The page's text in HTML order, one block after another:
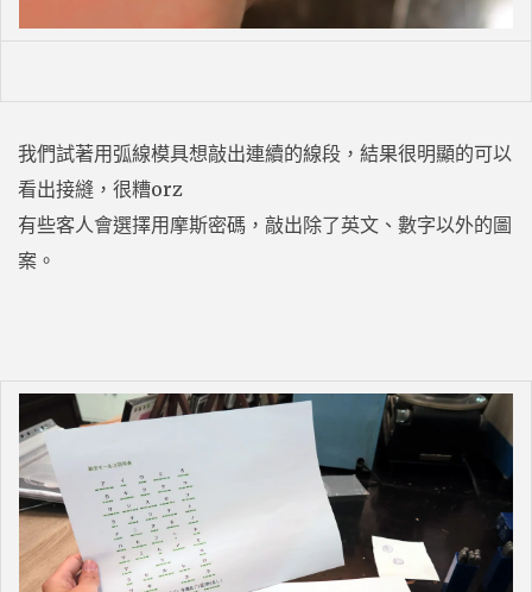
我們試著用弧線模具想敲出連續的線段，結果很明顯的可以
看出接縫，很糟orz
有些客人會選擇用摩斯密碼，敲出除了英文、數字以外的圖
案。